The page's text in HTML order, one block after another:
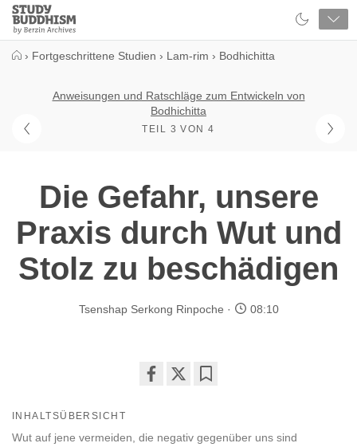
Close
Study
Buddhism
› Fortgeschrittene Studien › Lam-rim › Bodhichitta
Anweisungen und Ratschläge zum Entwickeln von
Bodhichitta
TEIL 3 VON 4
Die Gefahr, unsere
Praxis durch Wut und
Stolz zu beschädigen
Tsenshap Serkong Rinpoche 08:10
facebook
INHALTSÜBERSICHT
Wut auf jene vermeiden, die negativ gegenüber uns sind